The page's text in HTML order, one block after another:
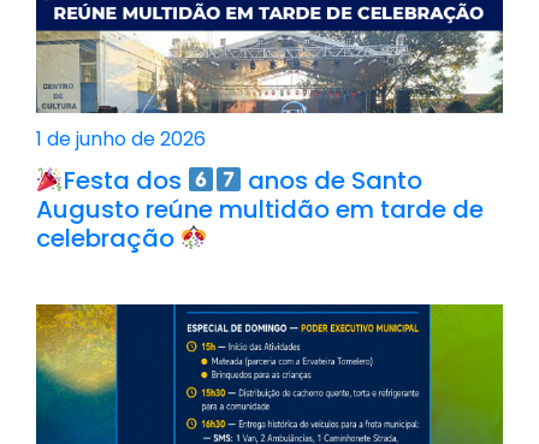
1 de junho de 2026
Festa dos
anos de Santo
Augusto reúne multidão em tarde de
celebração